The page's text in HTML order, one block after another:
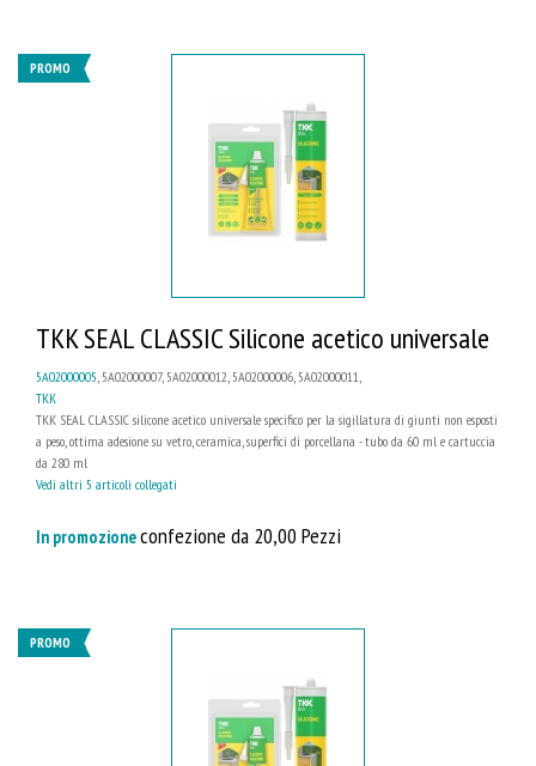
PROMO
TKK SEAL CLASSIC Silicone acetico universale
5A02000005, 5A02000007, 5A02000012, 5A02000006, 5A02000011,
TKK
TKK SEAL CLASSIC silicone acetico universale specifico per la sigillatura di giunti non esposti
a peso, ottima adesione su vetro, ceramica, superfici di porcellana - tubo da 60 ml e cartuccia
da 280 ml
Vedi altri 5 articoli collegati
In promozioneconfezione da 20,00 Pezzi
PROMO